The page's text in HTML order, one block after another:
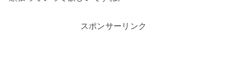
スポンサーリンク